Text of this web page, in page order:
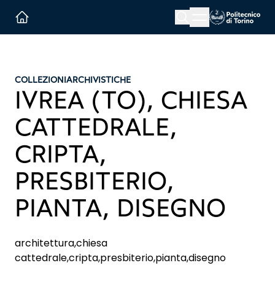
Menu button
COLLEZIONIARCHIVISTICHE
IVREA (TO), CHIESA
CATTEDRALE,
CRIPTA,
PRESBITERIO,
PIANTA, DISEGNO
architettura,chiesa
cattedrale,cripta,presbiterio,pianta,disegno